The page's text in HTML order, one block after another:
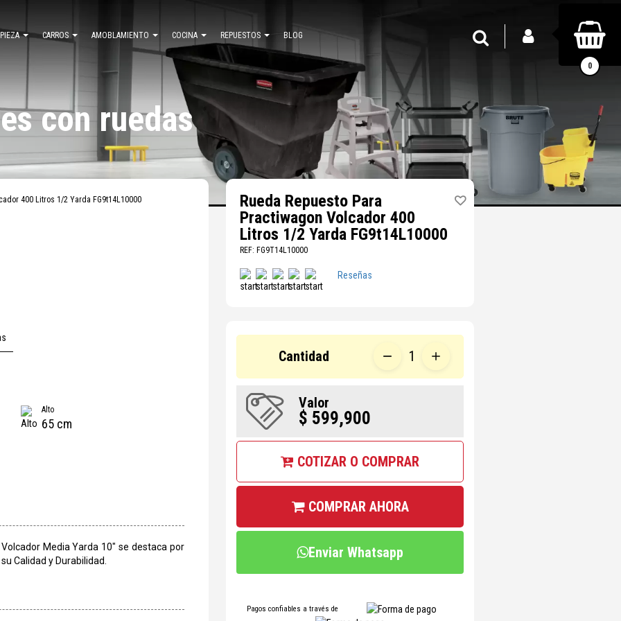
CARROS AMOBLAMIENTO COCINA REPUESTOS BLOG INICIAR SESIÓN
0
con ruedas
400 Litros 1/2 Yarda FG9t14L10000
Alto
65 cm
Media Yarda 10" se destaca por
Calidad y Durabilidad.
Rueda Repuesto Para
Practiwagon Volcador 400
Litros 1/2 Yarda FG9t14L10000
REF: FG9T14L10000
Reseñas
Cantidad 1
Valor
$ 599,900
COTIZAR O COMPRAR
COMPRAR AHORA
Enviar Whatsapp
Pagos confiables a través de